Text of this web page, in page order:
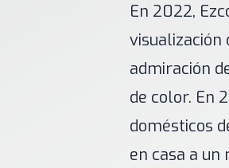
En 2022,
visualización
admiración
de color. En
domésticos
en casa a un